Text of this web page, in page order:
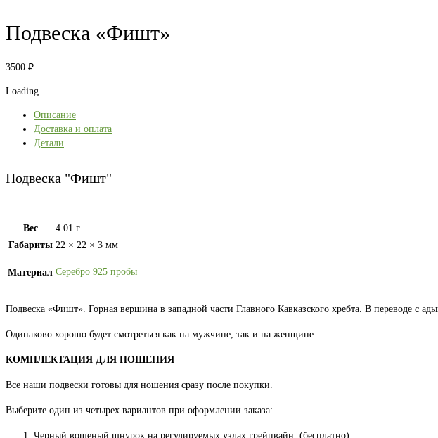
Подвеска «Фишт»
3500 ₽
Loading...
Описание
Доставка и оплата
Детали
Подвеска "Фишт"
Вес
4.01 г
Габариты 22 × 22 × 3 мм
Материал Серебро 925 пробы
Подвеска «Фишт». Горная вершина в западной части Главного Кавказского хребта. В переводе с
Одинаково хорошо будет смотреться как на мужчине, так и на женщине.
КОМПЛЕКТАЦИЯ ДЛЯ НОШЕНИЯ
Все наши подвески готовы для ношения сразу после покупки.
Выберите один из четырех вариантов при оформлении заказа:
Черный вощеный шнурок на регулируемых узлах грейпвайн. (бесплатно);